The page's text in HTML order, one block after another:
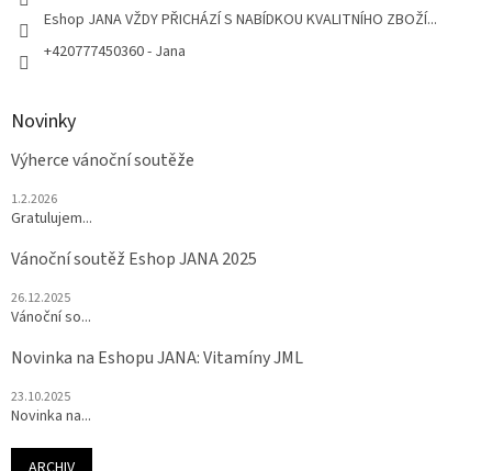
Eshop JANA VŽDY PŘICHÁZÍ S NABÍDKOU KVALITNÍHO ZBOŽÍ...
+420777450360 - Jana
Novinky
Výherce vánoční soutěže
1.2.2026
Gratulujem...
Vánoční soutěž Eshop JANA 2025
26.12.2025
Vánoční so...
Novinka na Eshopu JANA: Vitamíny JML
23.10.2025
Novinka na...